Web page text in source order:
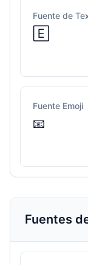
Fuente de
🄴
Fuente Emoji
📧
Fuentes